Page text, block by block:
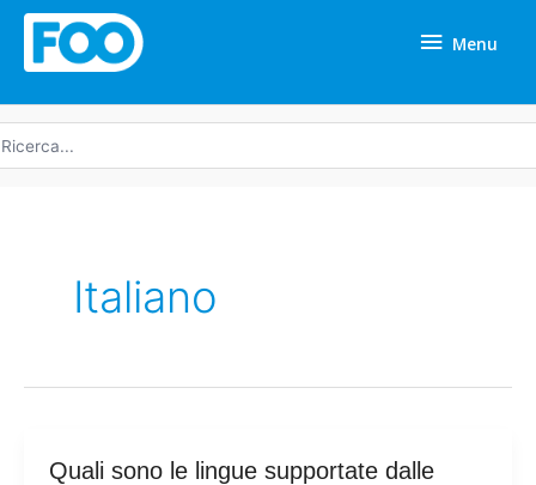
Menu
Italiano
Quali sono le lingue supportate dalle
Quali